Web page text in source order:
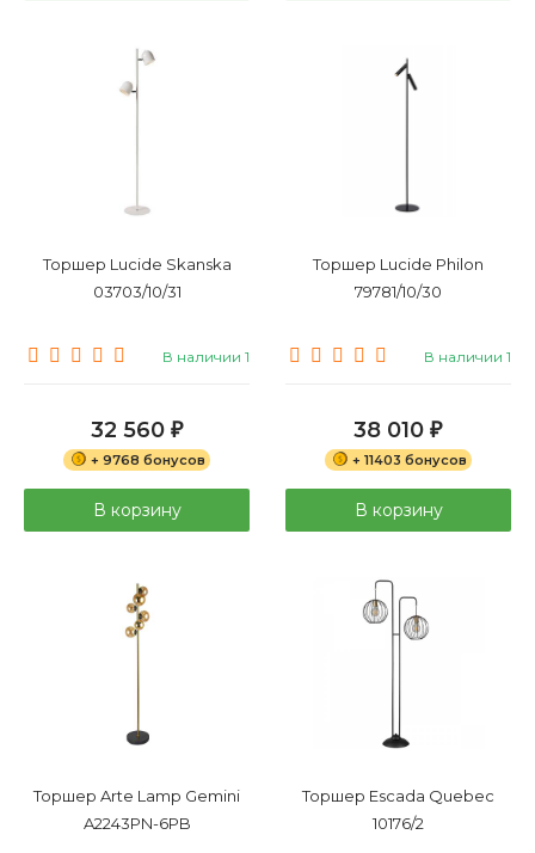
Торшер Lucide Skanska
03703/10/31
В наличии 1
32 560 ₽
+ 9768 бонусов
В корзину
Торшер Lucide Philon
79781/10/30
В наличии 1
38 010 ₽
+ 11403 бонусов
В корзину
Торшер Arte Lamp Gemini
A2243PN-6PB
Торшер Escada Quebec
10176/2